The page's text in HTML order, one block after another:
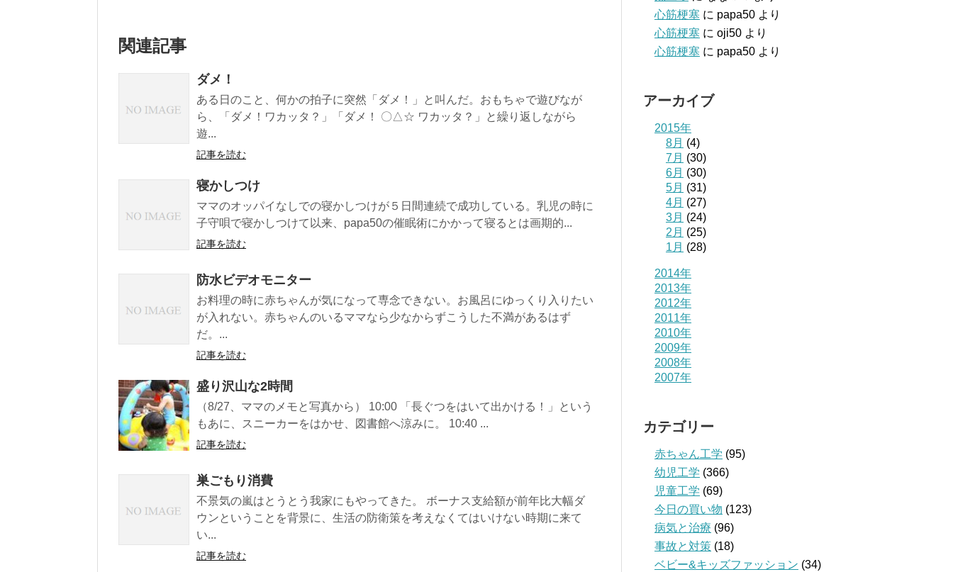
関連記事
ダメ！
ある日のこと、何かの拍子に突然「ダメ！」と叫んだ。おもちゃで遊びなが
ら、「ダメ！ワカッタ？」「ダメ！ 〇△☆ ワカッタ？」と繰り返しながら
遊...
記事を読む
寝かしつけ
ママのオッパイなしでの寝かしつけが５日間連続で成功している。乳児の時に
子守唄で寝かしつけて以来、papa50の催眠術にかかって寝るとは画期的...
記事を読む
防水ビデオモニター
お料理の時に赤ちゃんが気になって専念できない。お風呂にゆっくり入りたい
が入れない。赤ちゃんのいるママなら少なからずこうした不満があるはず
だ。...
記事を読む
盛り沢山な2時間
（8/27、ママのメモと写真から） 10:00 「長ぐつをはいて出かける！」という
もあに、スニーカーをはかせ、図書館へ涼みに。 10:40 ...
記事を読む
巣ごもり消費
不景気の嵐はとうとう我家にもやってきた。 ボーナス支給額が前年比大幅ダ
ウンということを背景に、生活の防衛策を考えなくてはいけない時期に来て
い...
記事を読む
心筋梗塞 に papa50 より
心筋梗塞 に oji50 より
心筋梗塞 に papa50 より
アーカイブ
2015年
8月 (4)
7月 (30)
6月 (30)
5月 (31)
4月 (27)
3月 (24)
2月 (25)
1月 (28)
2014年
2013年
2012年
2011年
2010年
2009年
2008年
2007年
カテゴリー
赤ちゃん工学 (95)
幼児工学 (366)
児童工学 (69)
今日の買い物 (123)
病気と治療 (96)
事故と対策 (18)
ベビー&キッズファッション (34)